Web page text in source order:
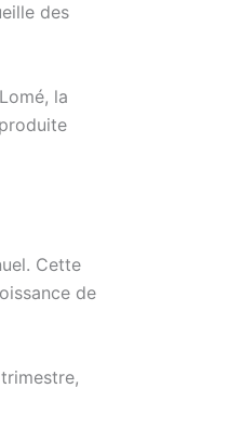
des
la
Cette
de